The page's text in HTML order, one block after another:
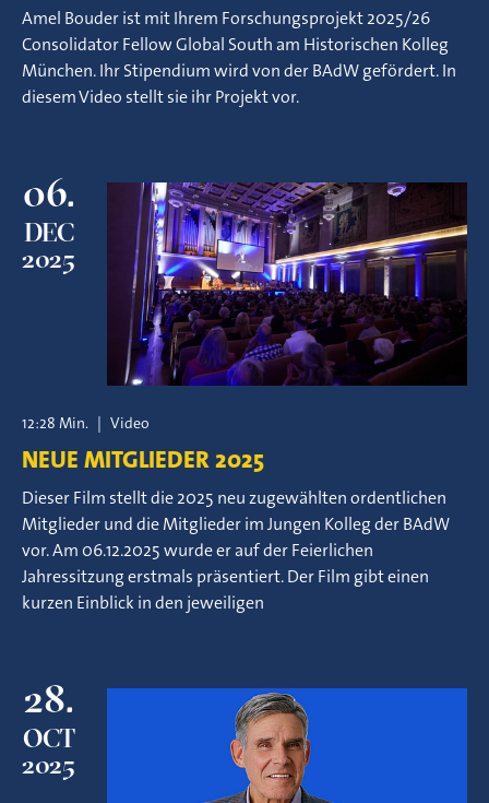
Amel Bouder ist mit Ihrem Forschungsprojekt 2025/26
Consolidator Fellow Global South am Historischen Kolleg
München. Ihr Stipendium wird von der BAdW gefördert. In
diesem Video stellt sie ihr Projekt vor.
06.
DEC
2025
12:28 Min. | Video
NEUE MITGLIEDER 2025
Dieser Film stellt die 2025 neu zugewählten ordentlichen
Mitglieder und die Mitglieder im Jungen Kolleg der BAdW
vor. Am 06.12.2025 wurde er auf der Feierlichen
Jahressitzung erstmals präsentiert. Der Film gibt einen
kurzen Einblick in den jeweiligen
28.
OCT
2025